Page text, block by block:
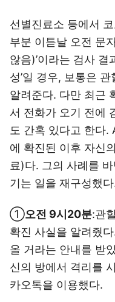
선별진료소 등에서
부분 이튿날 오전 문
않음)’이라는 검사 결
성’일 경우, 보통은
알려준다. 다만 최근
서 전화가 오기 전에
도 간혹 있다고 한다.
에 확진된 이후 자신
료)다. 그의 사례를
기는 일을 재구성했
①오전 9시20분:관
확진 사실을 알려줬
올 거라는 안내를 받
신의 방에서 격리를
카오톡을 이용했다.